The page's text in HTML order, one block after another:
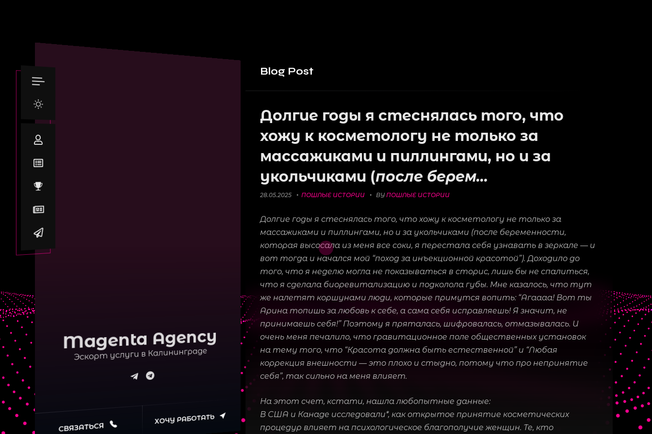
Magenta Agency
Эскорт услуги в Калининграде
СВЯЗАТЬСЯ
ХОЧУ РАБОТАТЬ
Blog Post
Долгие годы я стеснялась того, что
хожу к косметологу не только за
массажиками и пиллингами, но и за
укольчиками (после берем…
28.05.2025 ПОШЛЫЕ ИСТОРИИ BY ПОШЛЫЕ ИСТОРИИ
Долгие годы я стеснялась того, что хожу к косметологу не только за
массажиками и пиллингами, но и за укольчиками (после беременности,
которая высосала из меня все соки, я перестала себя узнавать в зеркале — и
вот тогда и начался мой “поход за инъекционной красотой”). Доходило до
того, что я неделю могла не показываться в сторис, лишь бы не спалиться,
что я сделала биоревитализацию и подколола губы. Мне казалось, что тут
же налетят коршунами люди, которые примутся вопить: “Агаааа! Вот ты
Арина топишь за любовь к себе, а сама себя исправляешь! Я значит, не
принимаешь себя!” Поэтому я пряталась, шифровалась, отмазывалась. И
очень меня печалило, что гравитационное поле общественных установок
на тему того, что “Красота должна быть естественной” и “Любая
коррекция внешности — это плохо и стыдно, потому что про непринятие
себя”, так сильно на меня влияет.
На этот счет, кстати, нашла любопытные данные:
В США и Канаде исследовали*, как открытое принятие косметических
процедур влияет на психологическое благополучие женщин. Те, кто